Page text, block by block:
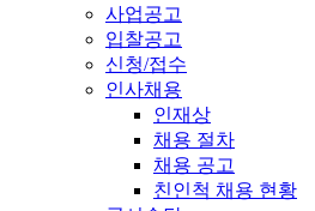
사업공고
입찰공고
신청/접수
인사채용
인재상
채용 절차
채용 공고
친인척 채용 현황